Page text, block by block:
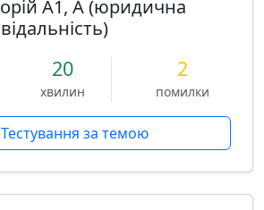
A1, A (юридична
20
хвилин
2
помилки
Тестування за темою